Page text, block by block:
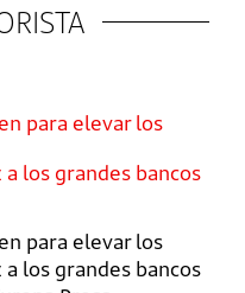
para elevar los
los grandes bancos
para elevar los
los grandes bancos